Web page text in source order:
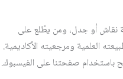
نقاش أو جدل، ومن يطّلع على
العلمية ومرجعيته الأكاديمية.
باستخدام صفحتنا على الفيسبوك.